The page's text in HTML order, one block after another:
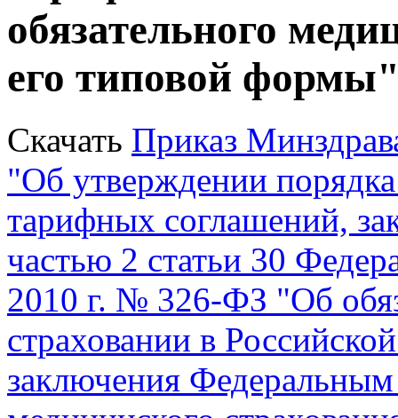
обязательного
его типовой
Скачать Приказ
"Об утверждении
тарифных соглашений,
частью 2 статьи 30
2010 г. № 326-ФЗ "Об
страховании в
заключения